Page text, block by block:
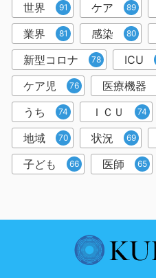
世界 91 ケア 89
業界 81 感染 80
新型コロナ 78 ICU
ケア児 76 医療機器
うち 74 ＩＣＵ 74
地域 70 状況 69
子ども 66 医師 65